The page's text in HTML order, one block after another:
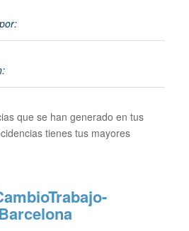
que se han generado en tus
tienes tus mayores